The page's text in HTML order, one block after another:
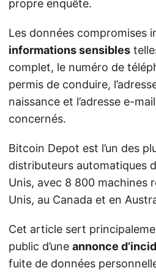
propre enquête.
Les données compromises
informations sensibles
complet, le numéro de
permis de conduire,
naissance et l’adresse e-
concernés.
Bitcoin Depot est l’un des
distributeurs automatiques
Unis, avec 8 800 machines
Unis, au Canada et en
Cet article sert
public d’une annonce
fuite de données